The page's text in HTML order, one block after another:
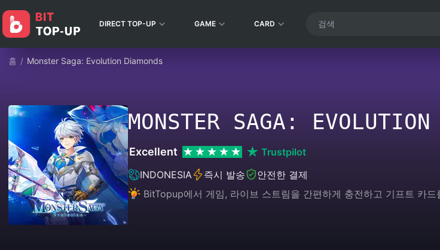
DIRECT TOP-UP GAME CARD
홈 / Monster Saga: Evolution Diamonds
MONSTER SAGA: EVOLUTION
Excellent
Trustpilot
INDONESIA
즉시 발송
안전한 결제
BitTopup에서 게임, 라이브 스트림을 간편하게 충전하고 기프트 카